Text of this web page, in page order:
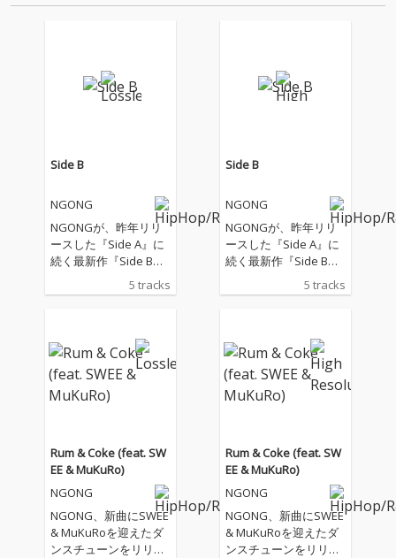
Side B
NGONG
NGONGが、昨年リリ
ースした『Side A』に
続く最新作『Side B』
曲「with U feat. Wood
「Rum & Coke feat. S
WEE & MuKuRo」に加
え、新たにthepini、M
UD、笠原瑠斗、LazyW
曲入りのEPとなってい
る。 『Side A』で描か
れたアイランドな空気
感から一転、本作はア
フロビートやダンスホ
ールを軸としたナイト
ライフな世界観を表
5 tracks
Side B
NGONG
NGONGが、昨年リリ
ースした『Side A』に
続く最新作『Side B』
曲「with U feat. Wood
「Rum & Coke feat. S
WEE & MuKuRo」に加
え、新たにthepini、M
UD、笠原瑠斗、LazyW
曲入りのEPとなってい
る。 『Side A』で描か
れたアイランドな空気
感から一転、本作はア
フロビートやダンスホ
ールを軸としたナイト
ライフな世界観を表
5 tracks
Rum & Coke (feat. SW
EE & MuKuRo)
NGONG
NGONG、新曲にSWEE
& MuKuRoを迎えたダ
ンスチューンをリリー
Rum & Coke (feat. SW
EE & MuKuRo)
NGONG
NGONG、新曲にSWEE
& MuKuRoを迎えたダ
ンスチューンをリリー